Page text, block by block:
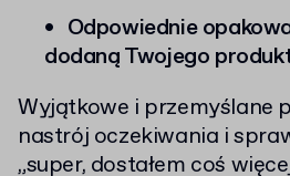
Odpowiednie
dodaną Twojego
Wyjątkowe i przemyślane
nastrój oczekiwania i
„super, dostałem coś